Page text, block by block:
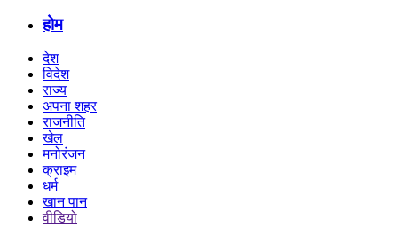
होम
देश
विदेश
राज्य
अपना शहर
राजनीति
खेल
मनोरंजन
क्राइम
धर्म
खान पान
वीडियो